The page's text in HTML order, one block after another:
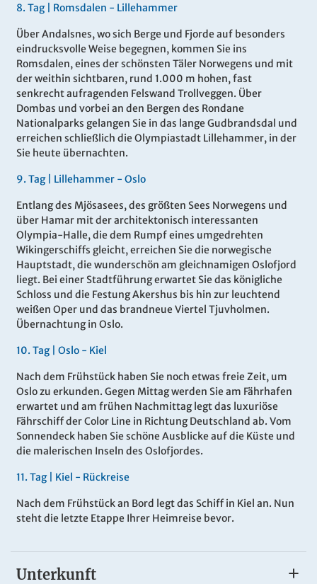
8. Tag | Romsdalen - Lillehammer
Über Andalsnes, wo sich Berge und Fjorde auf besonders
eindrucksvolle Weise begegnen, kommen Sie ins
Romsdalen, eines der schönsten Täler Norwegens und mit
der weithin sichtbaren, rund 1.000 m hohen, fast
senkrecht aufragenden Felswand Trollveggen. Über
Dombas und vorbei an den Bergen des Rondane
Nationalparks gelangen Sie in das lange Gudbrandsdal und
erreichen schließlich die Olympiastadt Lillehammer, in der
Sie heute übernachten.
9. Tag | Lillehammer - Oslo
Entlang des Mjösasees, des größten Sees Norwegens und
über Hamar mit der architektonisch interessanten
Olympia-Halle, die dem Rumpf eines umgedrehten
Wikingerschiffs gleicht, erreichen Sie die norwegische
Hauptstadt, die wunderschön am gleichnamigen Oslofjord
liegt. Bei einer Stadtführung erwartet Sie das königliche
Schloss und die Festung Akershus bis hin zur leuchtend
weißen Oper und das brandneue Viertel Tjuvholmen.
Übernachtung in Oslo.
10. Tag | Oslo - Kiel
Nach dem Frühstück haben Sie noch etwas freie Zeit, um
Oslo zu erkunden. Gegen Mittag werden Sie am Fährhafen
erwartet und am frühen Nachmittag legt das luxuriöse
Fährschiff der Color Line in Richtung Deutschland ab. Vom
Sonnendeck haben Sie schöne Ausblicke auf die Küste und
die malerischen Inseln des Oslofjordes.
11. Tag | Kiel - Rückreise
Nach dem Frühstück an Bord legt das Schiff in Kiel an. Nun
steht die letzte Etappe Ihrer Heimreise bevor.
Unterkunft